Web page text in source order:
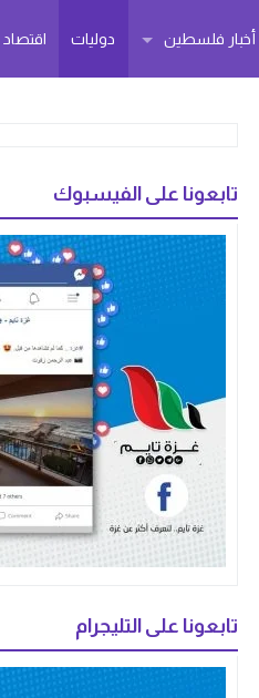
أخبار فلسطين دوليات اقتصاد
تابعونا على الفيسبوك
تابعونا على التليجرام